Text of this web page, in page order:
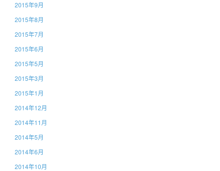
2015年9月
2015年8月
2015年7月
2015年6月
2015年5月
2015年3月
2015年1月
2014年12月
2014年11月
2014年5月
2014年6月
2014年10月